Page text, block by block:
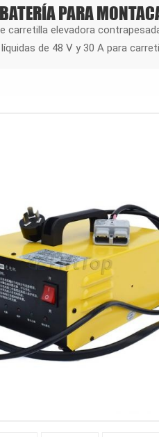
PARA
carretilla elevadora
de 48 V y 30 A para